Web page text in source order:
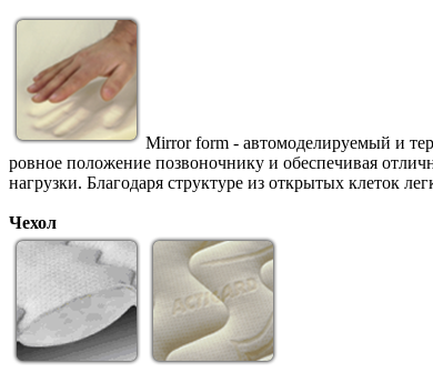
Mirror form - автомоделируемый и
ровное положение позвоночнику и обеспечивая
нагрузки. Благодаря структуре из открытых клеток
Чехол